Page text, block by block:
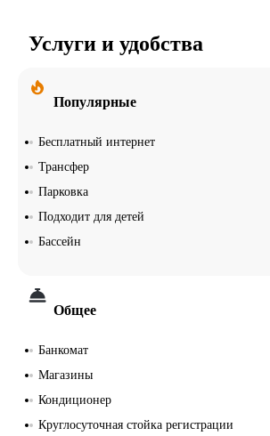
Услуги и удобства
Популярные
Бесплатный интернет
Трансфер
Парковка
Подходит для детей
Бассейн
Общее
Банкомат
Магазины
Кондиционер
Круглосуточная стойка регистрации